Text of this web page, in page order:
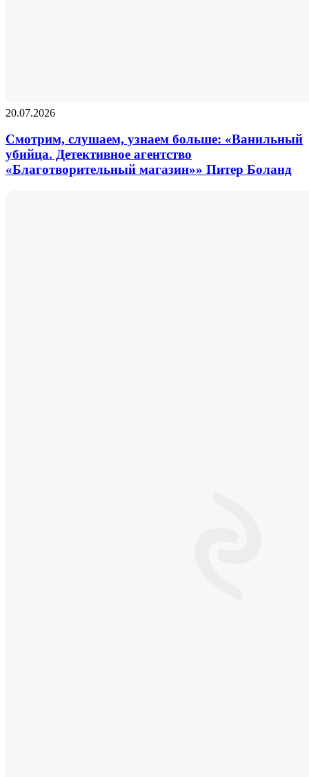
20.07.2026
Смотрим, слушаем, узнаем больше: «Ванильный
убийца. Детективное агентство
«Благотворительный магазин»» Питер Боланд